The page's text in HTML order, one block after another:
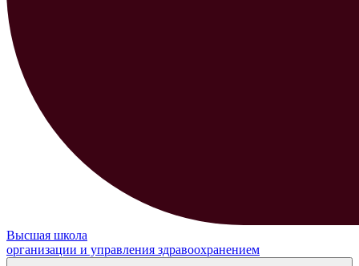
Высшая школа
организации и управления здравоохранением